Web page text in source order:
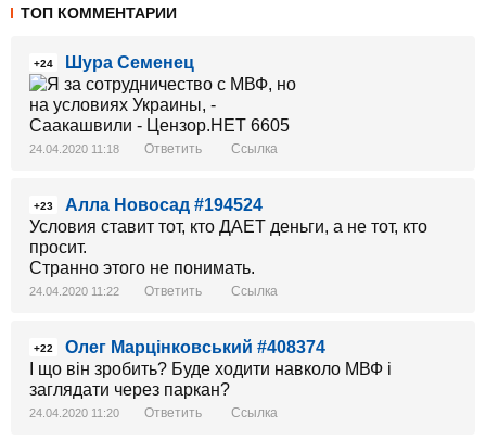
ТОП КОММЕНТАРИИ
+24 Шура Семенец
24.04.2020 11:18 Ответить Ссылка
+23
Алла Новосад #194524
Условия ставит тот, кто ДАЕТ деньги, а не тот, кто
просит.
Странно этого не понимать.
24.04.2020 11:22 Ответить Ссылка
+22
Олег Марцінковський #408374
І що він зробить? Буде ходити навколо МВФ і
заглядати через паркан?
24.04.2020 11:20 Ответить Ссылка